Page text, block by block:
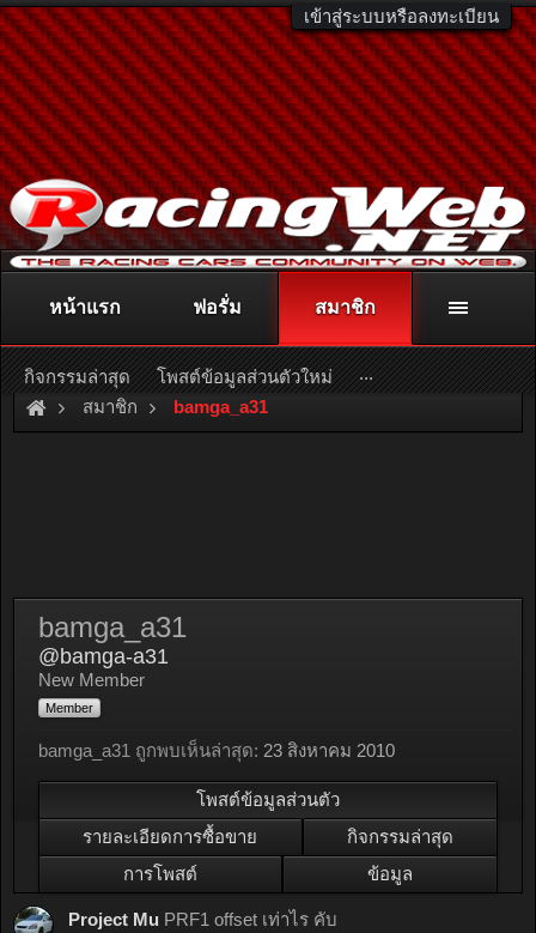
เข้าสู่ระบบหรือลงทะเบียน
ติดต่อลงโฆษณา racingweb@gmail.comหรือโทร. 081-811-1138
หรืออ่านรายละเอียดเพิ่มเติม คลิกที่นี่
สมาชิก bamga_a31
bamga_a31
@bamga-a31
New Member
Member
bamga_a31 ถูกพบเห็นล่าสุด: 23 สิงหาคม 2010
โพสต์ข้อมูลส่วนตัว
รายละเอียดการซื้อขาย
กิจกรรมล่าสุด
การโพสต์
ข้อมูล
Project Mu PRF1 offset เท่าไร คับ
หน้าแรก ฟอรั่ม สมาชิก
กิจกรรมล่าสุด โพสต์ข้อมูลส่วนตัวใหม่ ...